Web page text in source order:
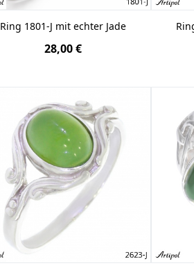
Ring 1801-J mit echter Jade
28,00 €